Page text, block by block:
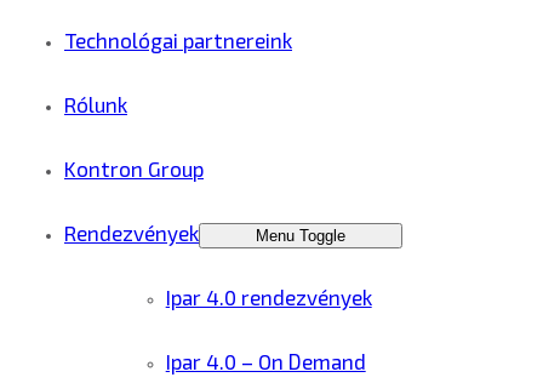
Technológai partnereink
Rólunk
Kontron Group
Rendezvények Menu Toggle
Ipar 4.0 rendezvények
Ipar 4.0 – On Demand